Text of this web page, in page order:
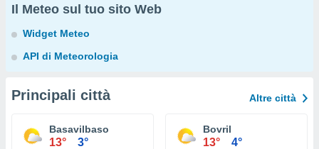
Il Meteo sul tuo sito Web
Widget Meteo
API di Meteorologia
Principali città Altre città
Basavilbaso
13° 3°
Bovril
13° 4°